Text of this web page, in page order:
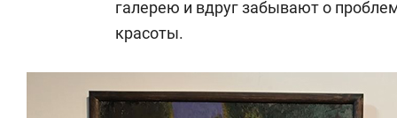
галерею и вдруг забывают о
красоты.